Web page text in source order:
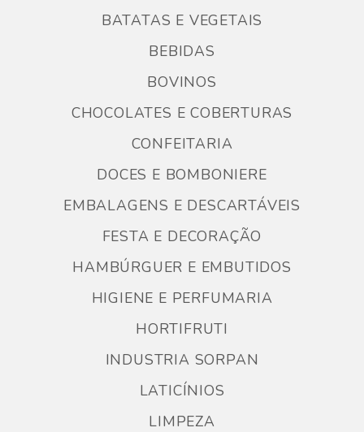
BATATAS E VEGETAIS
BEBIDAS
BOVINOS
CHOCOLATES E COBERTURAS
CONFEITARIA
DOCES E BOMBONIERE
EMBALAGENS E DESCARTÁVEIS
FESTA E DECORAÇÃO
HAMBÚRGUER E EMBUTIDOS
HIGIENE E PERFUMARIA
HORTIFRUTI
INDUSTRIA SORPAN
LATICÍNIOS
LIMPEZA